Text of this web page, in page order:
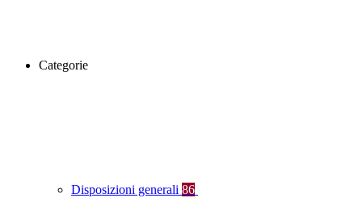
Categorie
Disposizioni generali 86